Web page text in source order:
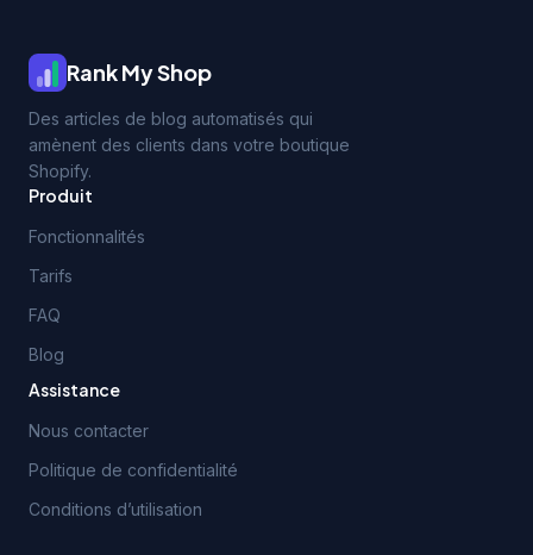
Rank My Shop
Des articles de blog automatisés qui
amènent des clients dans votre boutique
Shopify.
Produit
Fonctionnalités
Tarifs
FAQ
Blog
Assistance
Nous contacter
Politique de confidentialité
Conditions d’utilisation